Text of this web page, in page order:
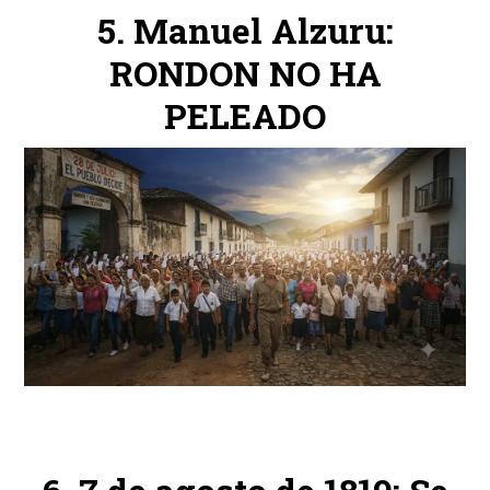
Manuel Alzuru:
RONDON NO HA
PELEADO